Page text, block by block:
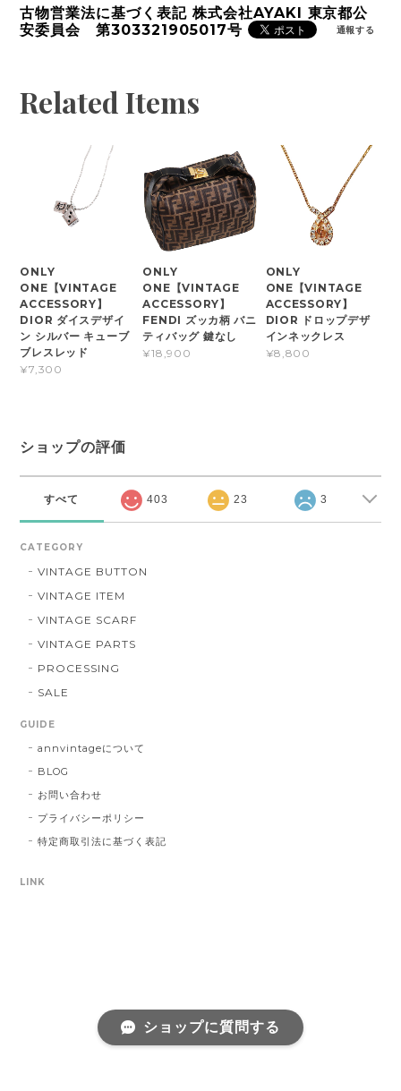
古物営業法に基づく表記 株式会社AYAKI 東京都公
安委員会 第303321905017号
通報する
Related Items
ONLY
ONE【VINTAGE
ACCESSORY】
DIOR ダイスデザイ
ン シルバー キューブ
ブレスレッド
¥7,300
ONLY
ONE【VINTAGE
ACCESSORY】
FENDI ズッカ柄 バニ
ティバッグ 鍵なし
¥18,900
ONLY
ONE【VINTAGE
ACCESSORY】
DIOR ドロップデザ
インネックレス
¥8,800
ショップの評価
すべて 403 23 3
CATEGORY
VINTAGE BUTTON
VINTAGE ITEM
VINTAGE SCARF
VINTAGE PARTS
PROCESSING
SALE
GUIDE
annvintageについて
BLOG
お問い合わせ
プライバシーポリシー
特定商取引法に基づく表記
LINK
ショップに質問する